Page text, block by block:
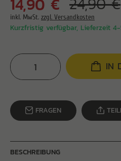
inkl. MwSt. zzgl. Versandkosten
Kurzfristig verfügbar, Lieferzeit 4-
IN
FRAGEN
BESCHREIBUNG